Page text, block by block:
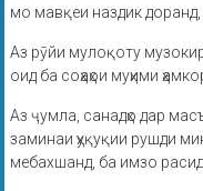
мо мавқеи наздик
Аз рӯйи мулоқоту
оид ба соҳаҳои муҳими
Аз ҷумла, санадҳо дар
заминаи ҳуқуқии рушди
мебахшанд, ба имзо